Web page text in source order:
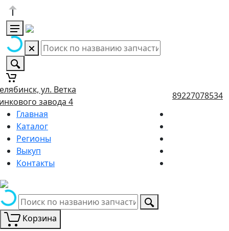
ул. Ветка
завода 4
89227078534
Главная
Каталог
Регионы
Выкуп
Контакты
Корзина